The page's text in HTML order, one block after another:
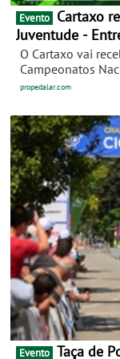
Evento
Juventude -
O Cartaxo vai
Campeonatos
os melhores
títulos nacionais
de juvenis (sub-
propedalar.com
Evento